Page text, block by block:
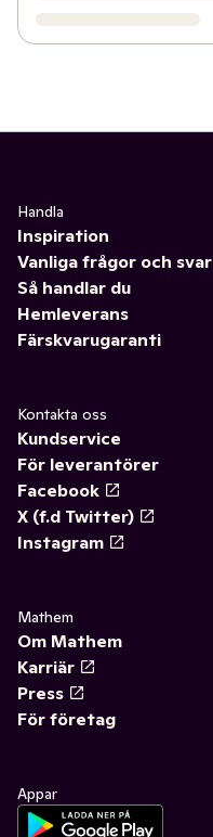
Handla
Inspiration
Vanliga frågor och svar
Så handlar du
Hemleverans
Färskvarugaranti
Kontakta oss
Kundservice
För leverantörer
Facebook
X (f.d Twitter)
Instagram
Mathem
Om Mathem
Karriär
Press
För företag
Appar